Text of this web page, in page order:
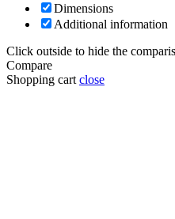
Dimensions
Additional information
Click outside to hide the
Compare
Shopping cart close